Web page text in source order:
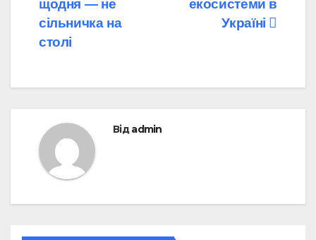
екосистеми в
Україні
щодня — не
сільничка на
столі
Відadmin